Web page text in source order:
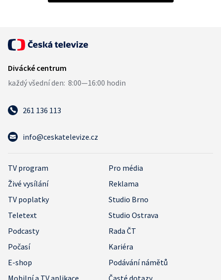
261 136 113
info@ceskatelevize.cz
TV program
Pro média
Živé vysílání
Reklama
TV poplatky
Studio Brno
Teletext
Studio Ostrava
Podcasty
Rada ČT
Počasí
Kariéra
E-shop
Podávání námětů